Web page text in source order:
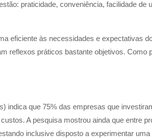
praticidade, conveniência, facilidade de
eficiente às necessidades e expectativas
reflexos práticos bastante objetivos. Como
indica que 75% das empresas que
A pesquisa mostrou ainda que entre
inclusive disposto a experimentar